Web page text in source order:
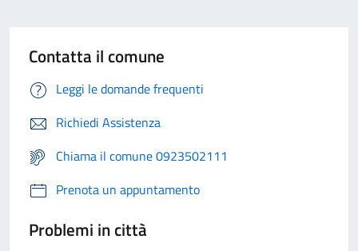
Contatta il comune
Leggi le domande frequenti
Richiedi Assistenza
Chiama il comune 0923502111
Prenota un appuntamento
Problemi in città